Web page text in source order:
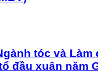
tóc và Làm
đầu xuân năm